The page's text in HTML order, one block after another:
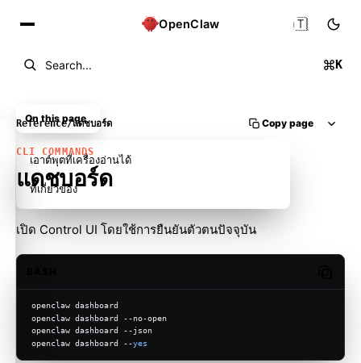
OpenClaw
Search... K
🇹🇭
Reference/แดชบอร์ด Copy page
CLI COMMANDS
แดชบอร์ด
เปิด Control UI โดยใช้การยืนยันตัวตนปัจจุบัน
openclaw dashboard
openclaw dashboard --no-open
openclaw dashboard --json
openclaw dashboard --yes
On this page
เอาต์พุตที่เครื่องอ่านได้
ที่เกี่ยวข้อง